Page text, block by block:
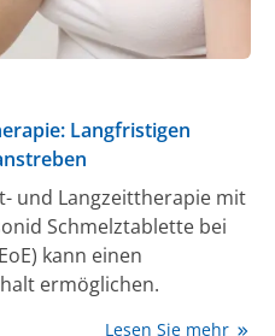
Langfristigen
und Langzeittherapie mit
Schmelztablette bei
kann einen
ermöglichen.
Lesen Sie mehr